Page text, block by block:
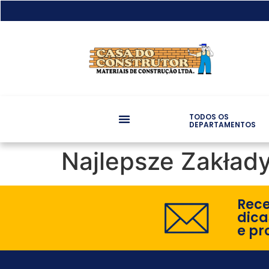
TODOS OS
DEPARTAMENTOS
Najlepsze
e